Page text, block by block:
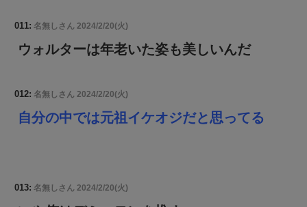
011: 名無しさん 2024/2/20(火)
ウォルターは年老いた姿も美しいんだ
012: 名無しさん 2024/2/20(火)
自分の中では元祖イケオジだと思ってる
013: 名無しさん 2024/2/20(火)